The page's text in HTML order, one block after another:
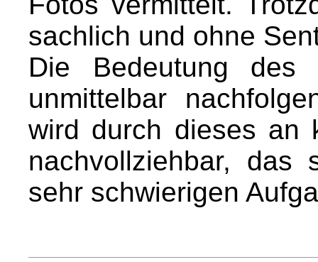
sachlich und ohne
Die Bedeutung
unmittelbar
wird durch dieses an
nachvollziehbar, das
sehr schwierigen